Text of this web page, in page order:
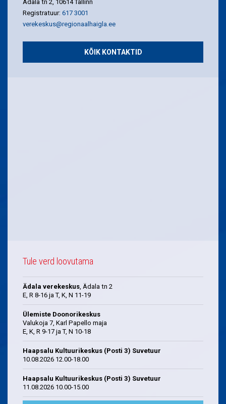
Ädala tn 2, 10614 Tallinn
Registratuur: 617 3001
verekeskus@regionaalhaigla.ee
KÕIK KONTAKTID
Tule verd loovutama
Ädala verekeskus, Ädala tn 2
E, R 8-16 ja T, K, N 11-19
Ülemiste Doonorikeskus
Valukoja 7, Karl Papello maja
E, K, R 9-17 ja T, N 10-18
Haapsalu Kultuurikeskus (Posti 3) Suvetuur
10.08.2026 12.00-18.00
Haapsalu Kultuurikeskus (Posti 3) Suvetuur
11.08.2026 10.00-15.00